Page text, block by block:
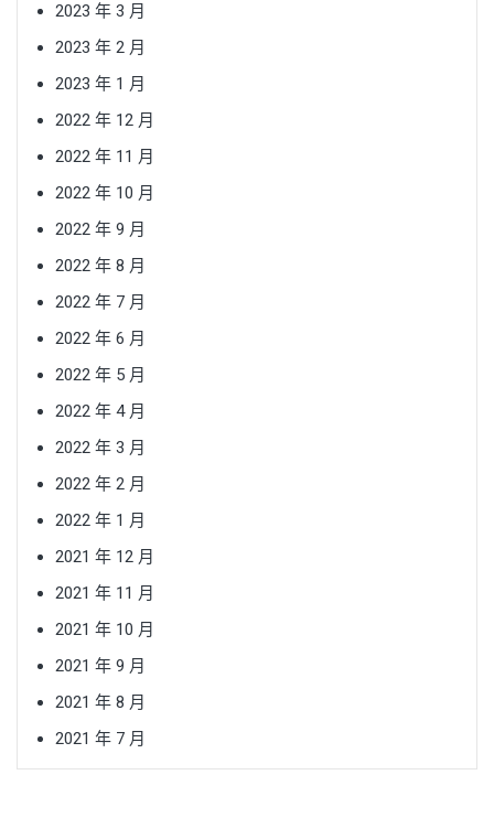
2023 年 3 月
2023 年 2 月
2023 年 1 月
2022 年 12 月
2022 年 11 月
2022 年 10 月
2022 年 9 月
2022 年 8 月
2022 年 7 月
2022 年 6 月
2022 年 5 月
2022 年 4 月
2022 年 3 月
2022 年 2 月
2022 年 1 月
2021 年 12 月
2021 年 11 月
2021 年 10 月
2021 年 9 月
2021 年 8 月
2021 年 7 月